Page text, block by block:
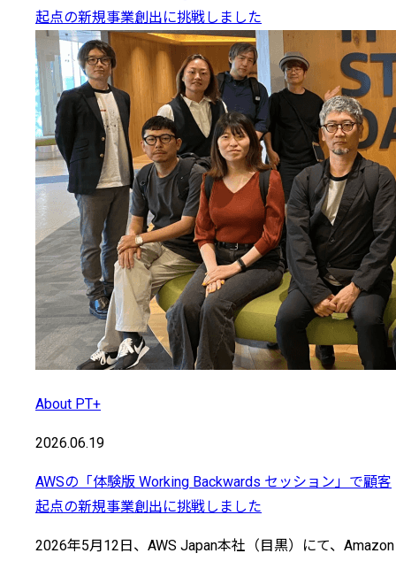
起点の新規事業創出に挑戦しました
About PT+
2026.06.19
AWSの「体験版 Working Backwards セッション」で顧客
起点の新規事業創出に挑戦しました
2026年5月12日、AWS Japan本社（目黒）にて、Amazon